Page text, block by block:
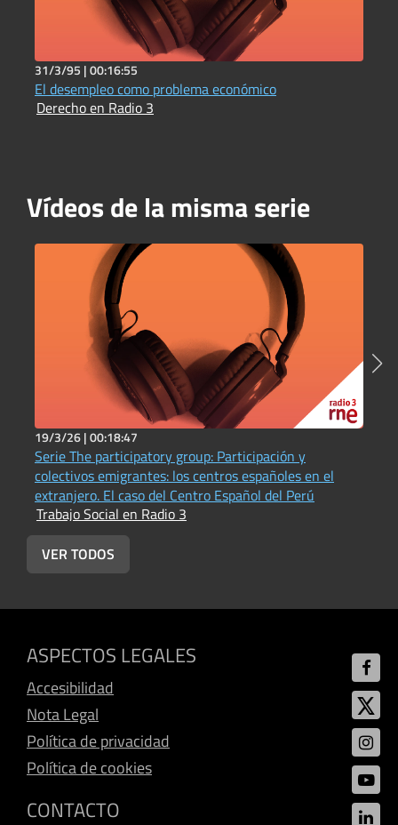
31/3/95 |00:16:55
El desempleo como problema económico
Derecho en Radio 3
Vídeos de la misma serie
19/3/26 |00:18:47
Serie The participatory group: Participación y
colectivos emigrantes: los centros españoles en el
extranjero. El caso del Centro Español del Perú
Trabajo Social en Radio 3
VER TODOS
ASPECTOS LEGALES
Accesibilidad
Nota Legal
Política de privacidad
Política de cookies
CONTACTO